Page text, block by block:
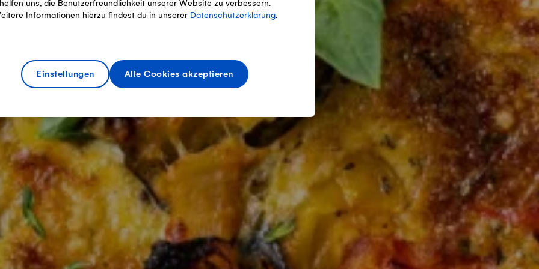
uns, die Benutzerfreundlichkeit unserer Website zu verbessern.
Informationen hierzu findest du in unserer Datenschutzerklärung.
Einstellungen Alle Cookies akzeptieren